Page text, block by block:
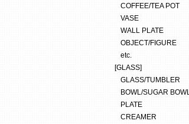
COFFEE/TEA POT
VASE
WALL PLATE
OBJECT/FIGURE
etc.
[GLASS]
GLASS/TUMBLER
BOWL/SUGAR BOWL
PLATE
CREAMER